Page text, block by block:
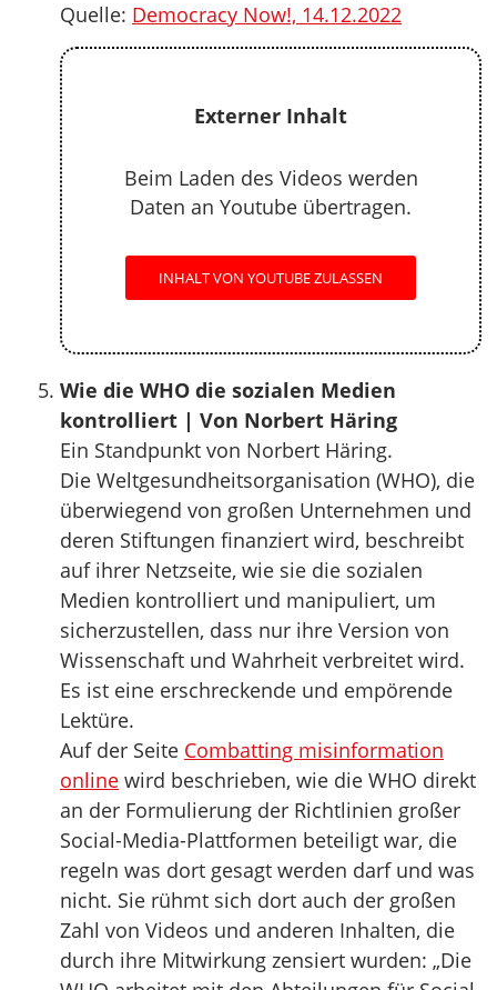
Quelle: Democracy Now!, 14.12.2022
Externer Inhalt
Beim Laden des Videos werden
Daten an Youtube übertragen.
INHALT VON YOUTUBE ZULASSEN
Wie die WHO die sozialen Medien
kontrolliert | Von Norbert Häring
Ein Standpunkt von Norbert Häring.
Die Weltgesundheitsorganisation (WHO), die
überwiegend von großen Unternehmen und
deren Stiftungen finanziert wird, beschreibt
auf ihrer Netzseite, wie sie die sozialen
Medien kontrolliert und manipuliert, um
sicherzustellen, dass nur ihre Version von
Wissenschaft und Wahrheit verbreitet wird.
Es ist eine erschreckende und empörende
Lektüre.
Auf der Seite Combatting misinformation
online wird beschrieben, wie die WHO direkt
an der Formulierung der Richtlinien großer
Social-Media-Plattformen beteiligt war, die
regeln was dort gesagt werden darf und was
nicht. Sie rühmt sich dort auch der großen
Zahl von Videos und anderen Inhalten, die
durch ihre Mitwirkung zensiert wurden: „Die